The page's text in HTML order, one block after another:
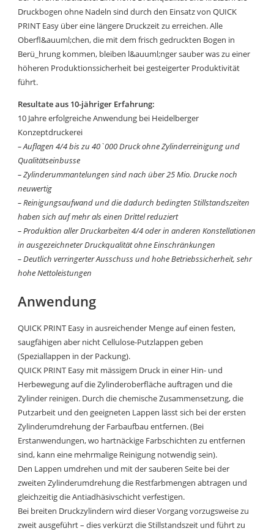
Druckbogen ohne Nadeln sind durch den Einsatz von QUICK
PRINT Easy über eine längere Druckzeit zu erreichen. Alle
Oberfl&auuml;chen, die mit dem frisch gedruckten Bogen in
Berü_hrung kommen, bleiben l&auuml;nger sauber was zu einer
höheren Produktionssicherheit bei gesteigerter Produktivität
führt.
Resultate aus 10-jähriger Erfahrung:
10 Jahre erfolgreiche Anwendung bei Heidelberger
Konzeptdruckerei
– Auflagen 4/4 bis zu 40`000 Druck ohne Zylinderreinigung und
Qualitätseinbusse
– Zylinderummantelungen sind nach über 25 Mio. Drucke noch
neuwertig
– Reinigungsaufwand und die dadurch bedingten Stillstandszeiten
haben sich auf mehr als einen Drittel reduziert
– Produktion aller Druckarbeiten 4/4 oder in anderen Konstellationen
in ausgezeichneter Druckqualität ohne Einschränkungen
– Deutlich verringerter Ausschuss und hohe Betriebssicherheit, sehr
hohe Nettoleistungen
Anwendung
QUICK PRINT Easy in ausreichender Menge auf einen festen,
saugfähigen aber nicht Cellulose-Putzlappen geben
(Speziallappen in der Packung).
QUICK PRINT Easy mit mässigem Druck in einer Hin- und
Herbewegung auf die Zylinderoberfläche auftragen und die
Zylinder reinigen. Durch die chemische Zusammensetzung, die
Putzarbeit und den geeigneten Lappen lässt sich bei der ersten
Zylinderumdrehung der Farbaufbau entfernen. (Bei
Erstanwendungen, wo hartnäckige Farbschichten zu entfernen
sind, kann eine mehrmalige Reinigung notwendig sein).
Den Lappen umdrehen und mit der sauberen Seite bei der
zweiten Zylinderumdrehung die Restfarbmengen abtragen und
gleichzeitig die Antiadhäsivschicht verfestigen.
Bei breiten Druckzylindern wird dieser Vorgang vorzugsweise zu
zweit ausgeführt – dies verkürzt die Stillstandszeit und führt zu